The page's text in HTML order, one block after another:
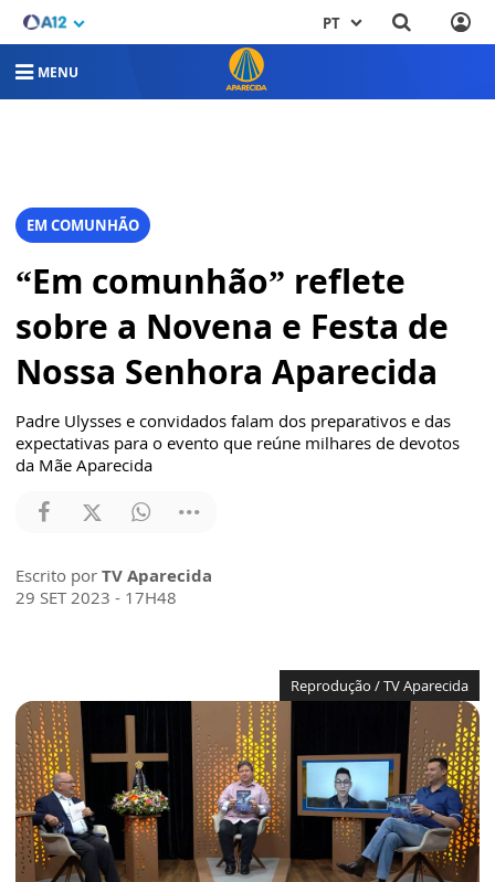
PT
MENU
EM COMUNHÃO
“Em comunhão” reflete
sobre a Novena e Festa de
Nossa Senhora Aparecida
Padre Ulysses e convidados falam dos preparativos e das
expectativas para o evento que reúne milhares de devotos
da Mãe Aparecida
Escrito por TV Aparecida
29 SET 2023 - 17H48
Reprodução / TV Aparecida